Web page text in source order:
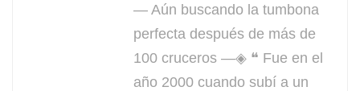
— Aún buscando la tumbona
perfecta después de más de
100 cruceros —◈ ❝ Fue en el
año 2000 cuando subí a un